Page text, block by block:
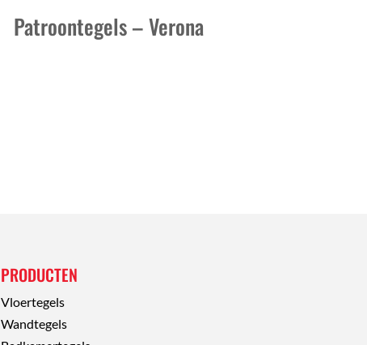
Patroontegels – Verona
PRODUCTEN
Vloertegels
Wandtegels